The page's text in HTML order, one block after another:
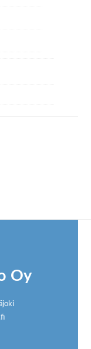
Oy